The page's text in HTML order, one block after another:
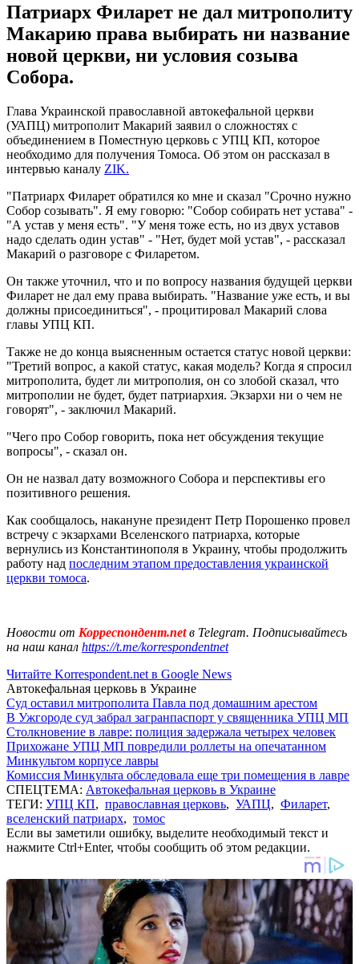
Патриарх Филарет не дал митрополиту
Макарию права выбирать ни название
новой церкви, ни условия созыва
Собора.
Глава Украинской православной автокефальной церкви
(УАПЦ) митрополит Макарий заявил о сложностях с
объединением в Поместную церковь с УПЦ КП, которое
необходимо для получения Томоса. Об этом он рассказал в
интервью каналу ZIK.
"Патриарх Филарет обратился ко мне и сказал "Срочно нужно
Собор созывать". Я ему говорю: "Собор собирать нет устава" -
"А устав у меня есть". "У меня тоже есть, но из двух уставов
надо сделать один устав" - "Нет, будет мой устав", - рассказал
Макарий о разговоре с Филаретом.
Он также уточнил, что и по вопросу названия будущей церкви
Филарет не дал ему права выбирать. "Название уже есть, и вы
должны присоединиться", - процитировал Макарий слова
главы УПЦ КП.
Также не до конца выясненным остается статус новой церкви:
"Третий вопрос, а какой статус, какая модель? Когда я спросил
митрополита, будет ли митрополия, он со злобой сказал, что
митрополии не будет, будет патриархия. Экзархи ни о чем не
говорят", - заключил Макарий.
"Чего про Собор говорить, пока нет обсуждения текущие
вопросы", - сказал он.
Он не назвал дату возможного Собора и перспективы его
позитивного решения.
Как сообщалось, накануне президент Петр Порошенко провел
встречу с экзархами Вселенского патриарха, которые
вернулись из Константинополя в Украину, чтобы продолжить
работу над последним этапом предоставления украинской
церкви томоса.
Новости от Корреспондент.netв Telegram. Подписывайтесь
на наш канал https://t.me/korrespondentnet
Читайте Korrespondent.net в Google News
Автокефальная церковь в Украине
Суд оставил митрополита Павла под домашним арестом
В Ужгороде суд забрал загранпаспорт у священника УПЦ МП
Столкновение в лавре: полиция задержала четырех человек
Прихожане УПЦ МП повредили роллеты на опечатанном
Минкультом корпусе лавры
Комиссия Минкульта обследовала еще три помещения в лавре
СПЕЦТЕМА: Автокефальная церковь в Украине
ТЕГИ: УПЦ КП, православная церковь, УАПЦ, Филарет,
вселенский патриарх, томос
Если вы заметили ошибку, выделите необходимый текст и
нажмите Ctrl+Enter, чтобы сообщить об этом редакции.